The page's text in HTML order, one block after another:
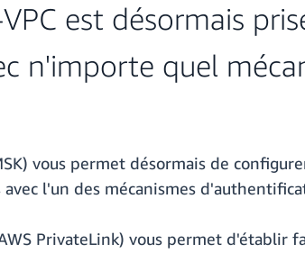
est désormais
n'importe quel
vous permet désormais de
l'un des mécanismes
PrivateLink) vous permet d'établir